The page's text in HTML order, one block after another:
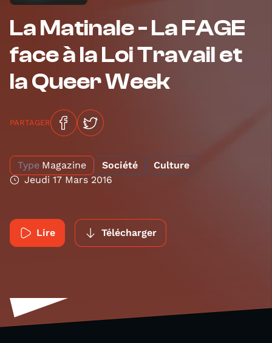
La Matinale - La FAGE
face à la Loi Travail et
la Queer Week
PARTAGER
Type Magazine Société
Culture
Jeudi 17 Mars 2016
Lire Télécharger